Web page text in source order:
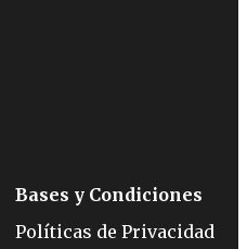
Bases y Condiciones
Políticas de Privacidad